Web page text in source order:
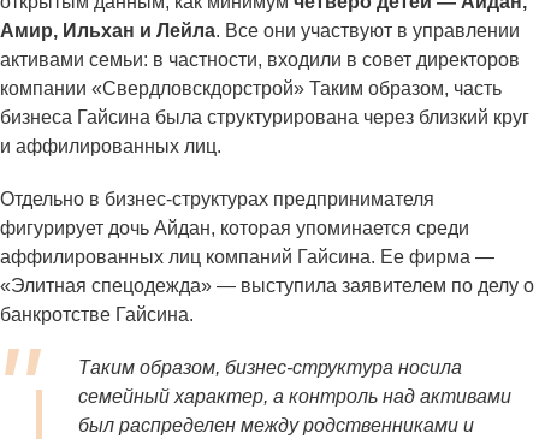
Амир, Ильхан и Лейла. Все они участвуют в управлении
активами семьи: в частности, входили в совет директоров
компании «Свердловскдорстрой» Таким образом, часть
бизнеса Гайсина была структурирована через близкий круг
и аффилированных лиц.
Отдельно в бизнес-структурах предпринимателя
фигурирует дочь Айдан, которая упоминается среди
аффилированных лиц компаний Гайсина. Ее фирма —
«Элитная спецодежда» — выступила заявителем по делу о
банкротстве Гайсина.
Таким образом, бизнес-структура носила
семейный характер, а контроль над активами
был распределен между родственниками и